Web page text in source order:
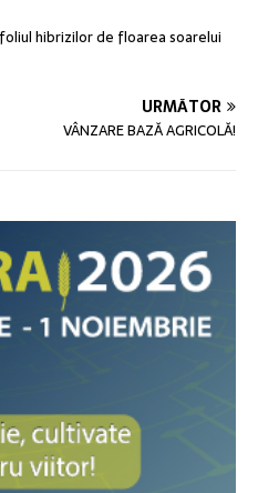
hibrizilor de floarea soarelui
URMĂTOR
VÂNZARE BAZĂ AGRICOLĂ!